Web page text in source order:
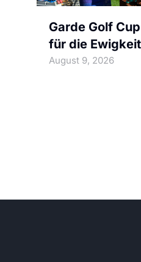
Garde Golf
für die Ewigkeit
August 9, 2026